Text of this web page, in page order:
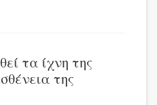
τα ίχνη της
της